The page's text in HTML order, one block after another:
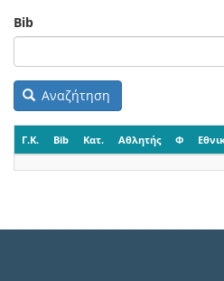
Bib
Αναζήτηση
Γ.Κ. Bib Κατ. Αθλητής Φ